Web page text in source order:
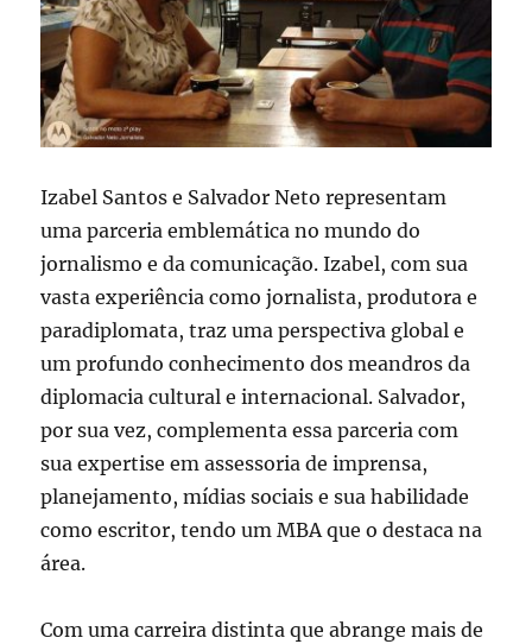
Izabel Santos e Salvador Neto representam
uma parceria emblemática no mundo do
jornalismo e da comunicação. Izabel, com sua
vasta experiência como jornalista, produtora e
paradiplomata, traz uma perspectiva global e
um profundo conhecimento dos meandros da
diplomacia cultural e internacional. Salvador,
por sua vez, complementa essa parceria com
sua expertise em assessoria de imprensa,
planejamento, mídias sociais e sua habilidade
como escritor, tendo um MBA que o destaca na
área.
Com uma carreira distinta que abrange mais de